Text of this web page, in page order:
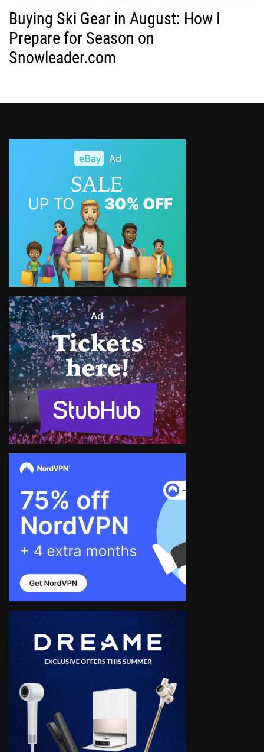
Buying Ski Gear in August: How I
Prepare for Season on
Snowleader.com